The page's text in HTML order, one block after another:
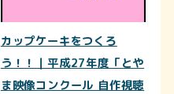
カップケーキをつくろ
う！！｜平成27年度「とや
ま映像コンクール 自作視聴